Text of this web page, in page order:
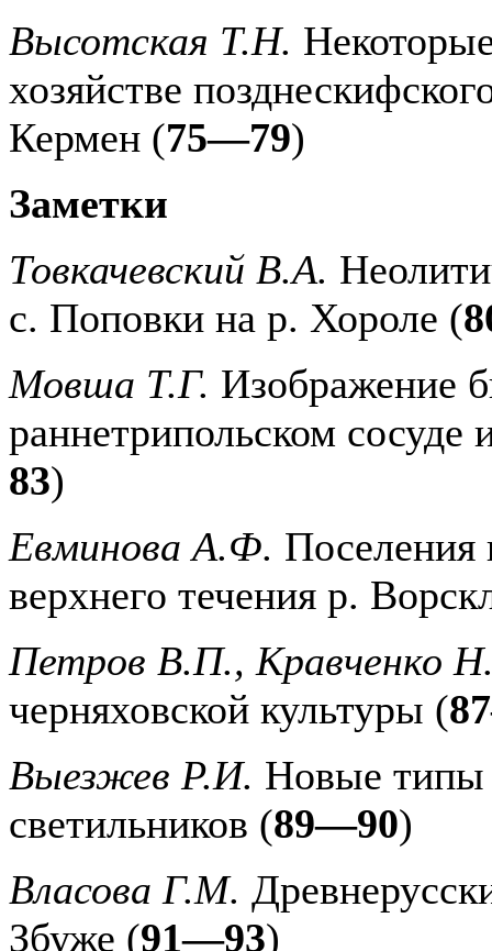
Высотская Т.Н.
хозяйстве
Кермен (75—79)
Заметки
Товкачевский В.А.
с. Поповки на р. Хороле (
Мовша Т.Г. Изображение
раннетрипольском сосуде
83)
Евминова А.Ф. Поселения
верхнего течения р.
Петров В.П., Кравченко
черняховской культуры (
Выезжев Р.И. Новые типы
светильников (89—90)
Власова Г.М.
Збуже (91—93)